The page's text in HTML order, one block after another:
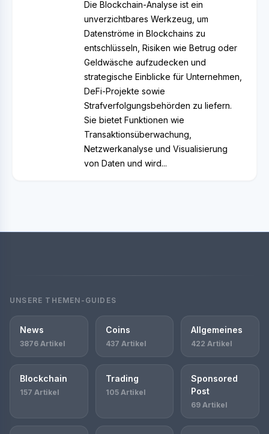
Die Blockchain-Analyse ist ein
unverzichtbares Werkzeug, um
Datenströme in Blockchains zu
entschlüsseln, Risiken wie Betrug oder
Geldwäsche aufzudecken und
strategische Einblicke für Unternehmen,
DeFi-Projekte sowie
Strafverfolgungsbehörden zu liefern.
Sie bietet Funktionen wie
Transaktionsüberwachung,
Netzwerkanalyse und Visualisierung
von Daten und wird...
UNSERE THEMEN-GUIDES
News
3876 Artikel
Coins
437 Artikel
Allgemeines
422 Artikel
Blockchain
157 Artikel
Trading
105 Artikel
Sponsored
Post
69 Artikel